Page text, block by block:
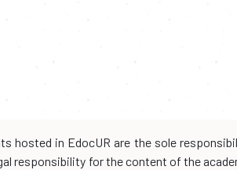
hosted in EdocUR are the sole
responsibility for the content of the